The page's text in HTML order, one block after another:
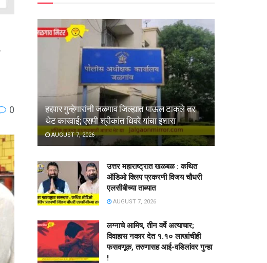
0
हद्दपार गुन्हेगारांनी जळगाव जिल्ह्यात पाऊल टाकले तर
थेट कारवाई; एसपी श्रीकांत धिवरे यांचा इशारा
AUGUST 7, 2026
उत्तर महाराष्ट्रात खळबळ : कथित
ऑडिओ क्लिप प्रकरणी विजय चौधरी
एलसीबीच्या ताब्यात
AUGUST 7, 2026
लग्नाचे आमिष, तीन वर्षे अत्याचार;
विवाहास नकार देत १.१० लाखांचीही
फसवणूक, तरुणासह आई-वडिलांवर गुन्हा
!